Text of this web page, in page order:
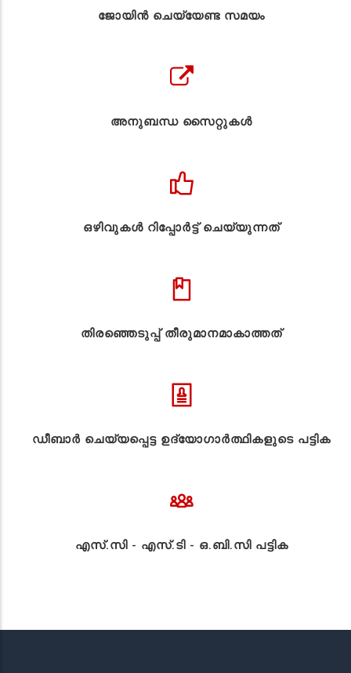
ജോയിൻ ചെയ്യേണ്ട സമയം
അനുബന്ധ സൈറ്റുകള്‍
ഒഴിവുകൾ റിപ്പോർട്ട് ചെയ്യുന്നത്
തിരഞ്ഞെടുപ്പ് തീരുമാനമാകാത്തത്
ഡീബാർ ചെയ്യപ്പെട്ട ഉദ്യോഗാർത്ഥികളുടെ പട്ടിക
എസ്.സി - എസ്.ടി - ഒ.ബി.സി പട്ടിക